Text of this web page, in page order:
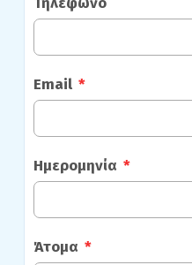
Email
Ημερομηνία
Άτομα